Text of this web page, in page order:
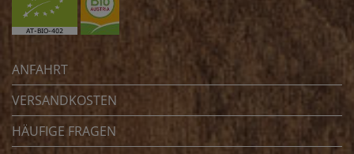
ANFAHRT
VERSANDKOSTEN
HÄUFIGE FRAGEN